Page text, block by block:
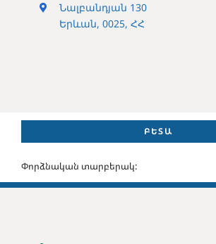
Նալբանդյան 130
Երևան, 0025, ՀՀ
ԲԵՏԱ
Փորձնական տարբերակ: